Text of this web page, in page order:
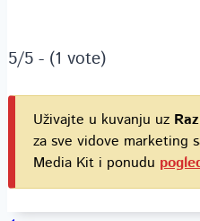
5/5 - (1 vote)
Uživajte u kuvanju uz
za sve vidove marketing
Media Kit i ponudu